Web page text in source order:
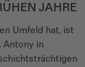
JAHRE
Umfeld hat, ist
Antony in